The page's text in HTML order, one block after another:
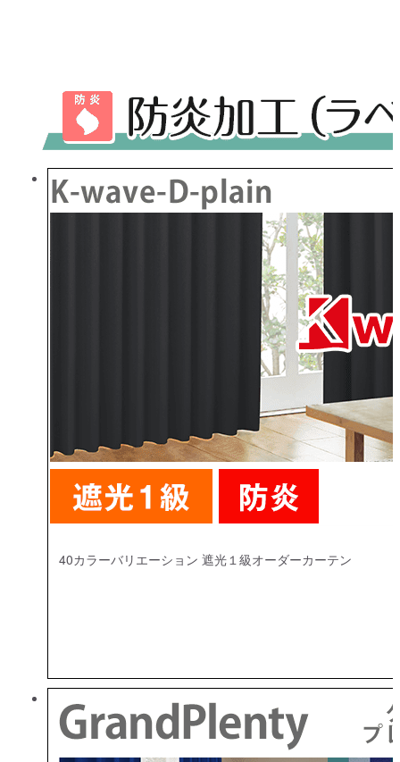
40カラーバリエーション 遮光１級オーダーカーテン